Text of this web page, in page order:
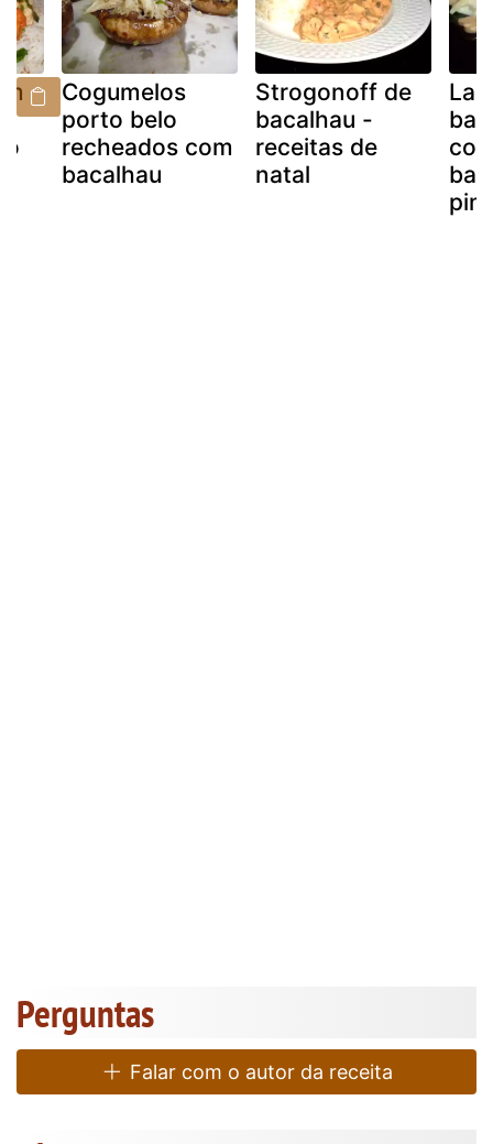
Cogumelos
porto belo
recheados com
bacalhau
Strogonoff de
bacalhau -
receitas de
natal
Perguntas
Falar com o autor da receita